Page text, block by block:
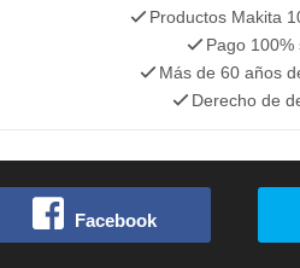
Productos Makita
Pago 100%
Más de 60 años
Derecho de
Facebook